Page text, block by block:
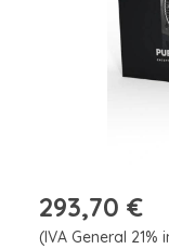
293,70 €
(IVA General 21%